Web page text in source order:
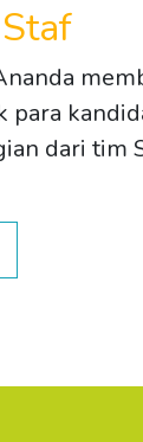
para
dari tim